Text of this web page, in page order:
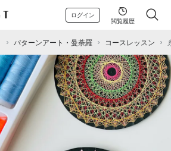
ログイン
閲覧履歴
パターンアート・曼荼羅 コースレッスン